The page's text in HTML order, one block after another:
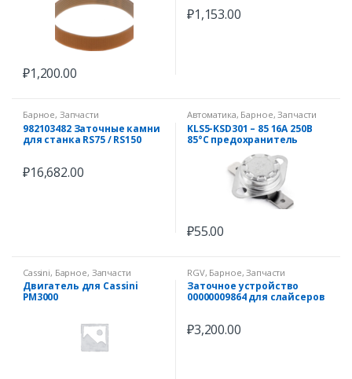
₽1,200.00
₽1,153.00
Барное, Запчасти
982103482 Заточные камни
для станка RS75 / RS150
Schleif)
₽16,682.00
Автоматика, Барное, Запчасти
KLS5-KSD301 – 85 16А 250В
85°C предохранитель
₽55.00
Cassini, Барное, Запчасти
Двигатель для Cassini
PM3000
RGV, Барное, Запчасти
Заточное устройство
00000009864 для слайсеров
₽3,200.00